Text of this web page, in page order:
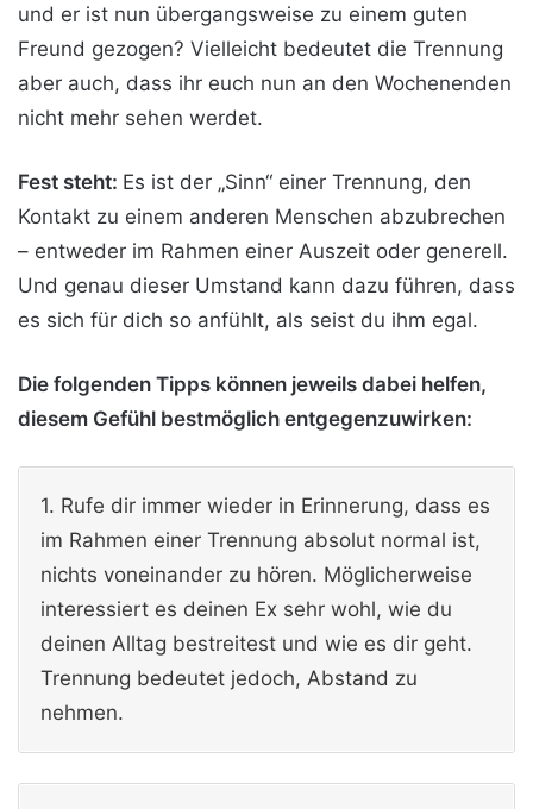
und er ist nun übergangsweise zu einem guten
Freund gezogen? Vielleicht bedeutet die Trennung
aber auch, dass ihr euch nun an den Wochenenden
nicht mehr sehen werdet.
Fest steht: Es ist der „Sinn“ einer Trennung, den
Kontakt zu einem anderen Menschen abzubrechen
– entweder im Rahmen einer Auszeit oder generell.
Und genau dieser Umstand kann dazu führen, dass
es sich für dich so anfühlt, als seist du ihm egal.
Die folgenden Tipps können jeweils dabei helfen,
diesem Gefühl bestmöglich entgegenzuwirken:
1. Rufe dir immer wieder in Erinnerung, dass es
im Rahmen einer Trennung absolut normal ist,
nichts voneinander zu hören. Möglicherweise
interessiert es deinen Ex sehr wohl, wie du
deinen Alltag bestreitest und wie es dir geht.
Trennung bedeutet jedoch, Abstand zu
nehmen.